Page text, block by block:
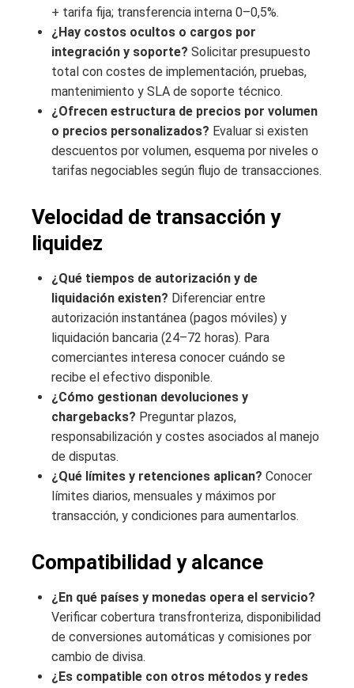
+ tarifa fija; transferencia interna 0–0,5%.
¿Hay costos ocultos o cargos por
integración y soporte? Solicitar presupuesto
total con costes de implementación, pruebas,
mantenimiento y SLA de soporte técnico.
¿Ofrecen estructura de precios por volumen
o precios personalizados? Evaluar si existen
descuentos por volumen, esquema por niveles o
tarifas negociables según flujo de transacciones.
Velocidad de transacción y
liquidez
¿Qué tiempos de autorización y de
liquidación existen? Diferenciar entre
autorización instantánea (pagos móviles) y
liquidación bancaria (24–72 horas). Para
comerciantes interesa conocer cuándo se
recibe el efectivo disponible.
¿Cómo gestionan devoluciones y
chargebacks? Preguntar plazos,
responsabilización y costes asociados al manejo
de disputas.
¿Qué límites y retenciones aplican? Conocer
límites diarios, mensuales y máximos por
transacción, y condiciones para aumentarlos.
Compatibilidad y alcance
¿En qué países y monedas opera el servicio?
Verificar cobertura transfronteriza, disponibilidad
de conversiones automáticas y comisiones por
cambio de divisa.
¿Es compatible con otros métodos y redes